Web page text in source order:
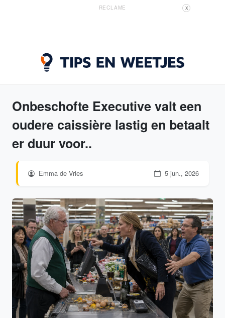
RECLAME X
Onbeschofte Executive valt een
oudere caissière lastig en betaalt
er duur voor..
Emma de Vries 5 jun., 2026